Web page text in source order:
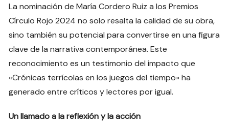
La nominación de María Cordero Ruiz a los Premios
Círculo Rojo 2024 no solo resalta la calidad de su obra,
sino también su potencial para convertirse en una figura
clave de la narrativa contemporánea. Este
reconocimiento es un testimonio del impacto que
«Crónicas terrícolas en los juegos del tiempo» ha
generado entre críticos y lectores por igual.
Un llamado a la reflexión y la acción